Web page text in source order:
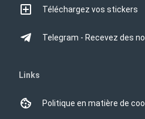
Téléchargez vos stickers
Telegram - Recevez des
Links
Politique en matière de